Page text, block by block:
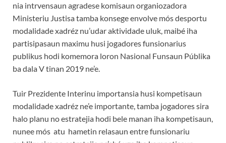
nia intrvensaun agradese komisaun organiozadora
Ministeriu Justisa tamba konsege envolve mós desportu
modalidade xadréz nu’udar aktividade uluk, maibé iha
partisipasaun maximu husi jogadores funsionarius
publikus hodi komemora loron Nasional Funsaun Públika
ba dala V tinan 2019 ne’e.
Tuir Prezidente Interinu importansia husi kompetisaun
modalidade xadréz ne’e importante, tamba jogadores sira
halo planu no estratejia hodi bele manan iha kompetisaun,
nunee mós atu hametin relasaun entre funsionariu